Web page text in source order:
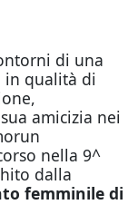
di una
in qualità di
amicizia nei
nella 9^
dalla
femminile di